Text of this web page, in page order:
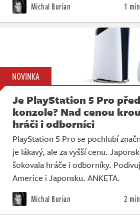
Michal Burian 1
NOVINKA
Je PlayStation 5 Pro
konzole? Nad cenou
hráči i odborníci
PlayStation 5 Pro se pochlubí
je lákavý, ale za vyšší cenu.
šokovala hráče i odborníky.
Americe i Japonsku. ANKETA.
Michal Burian 2